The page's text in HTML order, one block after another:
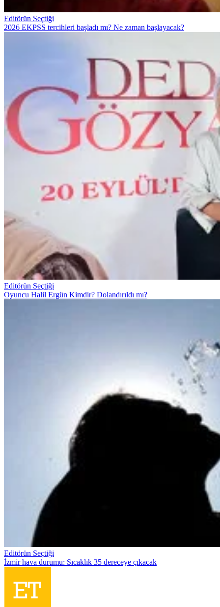
Editörün Seçtiği
2026 EKPSS tercihleri başladı mı? Ne zaman başlayacak?
Editörün Seçtiği
Oyuncu Halil Ergün Kimdir? Dolandırıldı mı?
Editörün Seçtiği
İzmir hava durumu: Sıcaklık 35 dereceye çıkacak